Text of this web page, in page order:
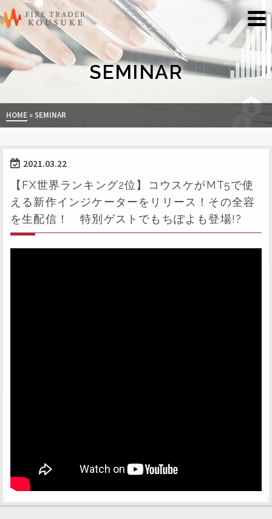
SEMINAR
HOME» SEMINAR
2021.03.22
【FX世界ランキング2位】コウスケがMT5で使
える新作インジケーターをリリース！その全容
を生配信！ 特別ゲストでもちぽよも登場!?